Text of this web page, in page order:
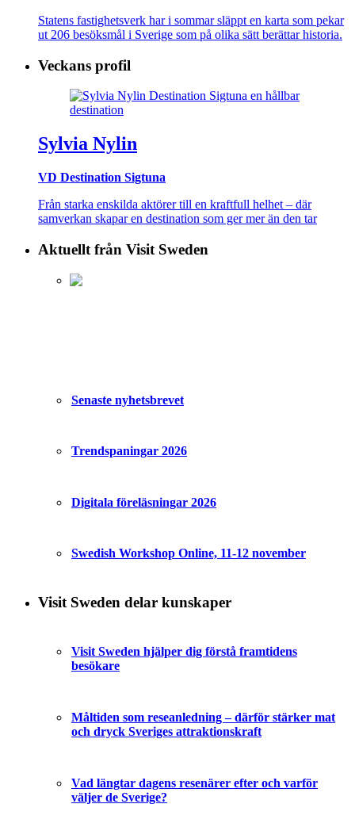
Statens fastighetsverk har i sommar släppt en karta som pekar
ut 206 besöksmål i Sverige som på olika sätt berättar historia.
Veckans profil
Sylvia Nylin
VD Destination Sigtuna
Från starka enskilda aktörer till en kraftfull helhet – där
samverkan skapar en destination som ger mer än den tar
Aktuellt från Visit Sweden
Senaste nyhetsbrevet
Trendspaningar 2026
Digitala föreläsningar 2026
Swedish Workshop Online, 11-12 november
Visit Sweden delar kunskaper
Visit Sweden hjälper dig förstå framtidens
besökare
Måltiden som reseanledning – därför stärker mat
och dryck Sveriges attraktionskraft
Vad längtar dagens resenärer efter och varför
väljer de Sverige?